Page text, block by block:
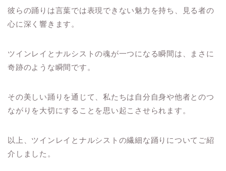
彼らの踊りは言葉では表現できない魅力を持ち、見る者の
心に深く響きます。
ツインレイとナルシストの魂が一つになる瞬間は、まさに
奇跡のような瞬間です。
その美しい踊りを通じて、私たちは自分自身や他者とのつ
ながりを大切にすることを思い起こさせられます。
以上、ツインレイとナルシストの繊細な踊りについてご紹
介しました。